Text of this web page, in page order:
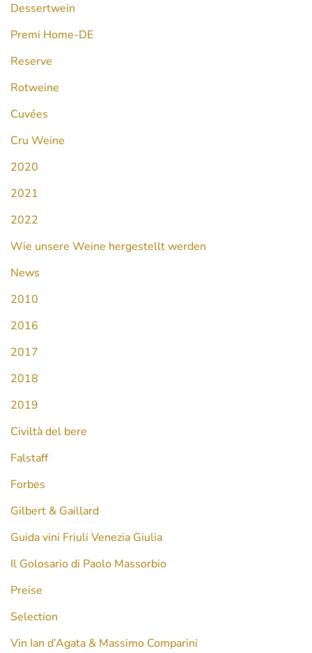
Dessertwein
Premi Home-DE
Reserve
Rotweine
Cuvées
Cru Weine
2020
2021
2022
Wie unsere Weine hergestellt werden
News
2010
2016
2017
2018
2019
Civiltà del bere
Falstaff
Forbes
Gilbert & Gaillard
Guida vini Friuli Venezia Giulia
Il Golosario di Paolo Massorbio
Preise
Selection
Vin Ian d’Agata & Massimo Comparini